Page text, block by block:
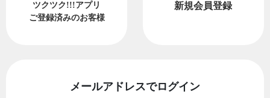
ツクツク!!!アプリ
ご登録済みのお客様
新規会員登録
メールアドレスでログイン